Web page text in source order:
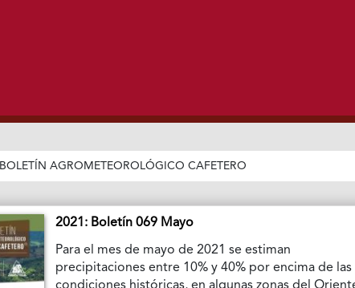
BOLETÍN AGROMETEOROLÓGICO CAFETERO
2021: Boletín 069 Mayo
Para el mes de mayo de 2021 se estiman
precipitaciones entre 10% y 40% por encima de las
condiciones históricas, en algunas zonas del